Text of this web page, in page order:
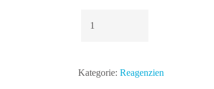
Aluminium
Tabletten
Kategorie: Reagenzien